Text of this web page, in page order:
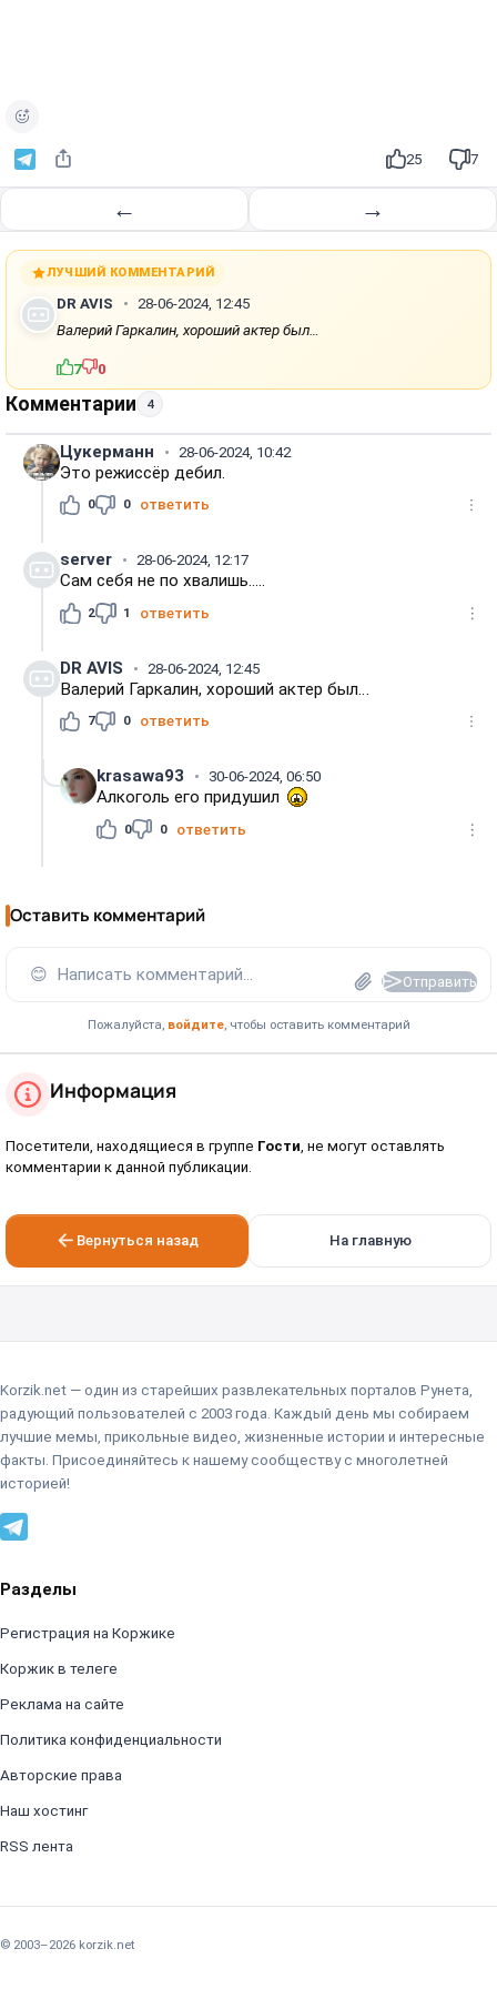
25 7
← →
ЛУЧШИЙ КОММЕНТАРИЙ
DR AVIS
28-06-2024, 12:45
Валерий Гаркалин, хороший актер был…
7 0
Комментарии 4
Цукерманн 28-06-2024, 10:42
Это режиссёр дебил.
0 0 ответить
server 28-06-2024, 12:17
Сам себя не по хвалишь.....
2 1 ответить
DR AVIS 28-06-2024, 12:45
Валерий Гаркалин, хороший актер был…
7 0 ответить
krasawa93 30-06-2024, 06:50
Алкоголь его придушил
0 0 ответить
Оставить комментарий
😊 Написать комментарий... Отправить
Пожалуйста, войдите, чтобы оставить комментарий
Информация
Посетители, находящиеся в группе Гости , не могут оставлять
комментарии к данной публикации.
Вернуться назад На главную
Korzik.net — один из старейших развлекательных порталов Рунета,
радующий пользователей с 2003 года. Каждый день мы собираем
лучшие мемы, прикольные видео, жизненные истории и интересные
факты. Присоединяйтесь к нашему сообществу с многолетней
историей!
Разделы
Регистрация на Коржике
Коржик в телеге
Реклама на сайте
Политика конфиденциальности
Авторские права
Наш хостинг
RSS лента
© 2003–2026 korzik.net